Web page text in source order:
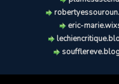
eric-